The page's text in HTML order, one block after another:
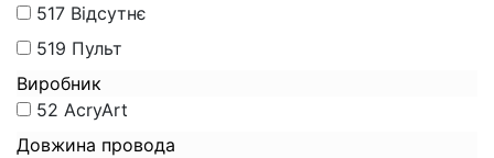
517 Відсутнє
519 Пульт
Виробник
52 AcryArt
Довжина провода